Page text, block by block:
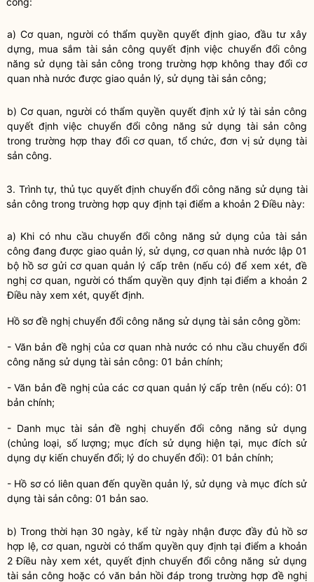
a) Cơ quan, người có thẩm quyền quyết định giao, đầu tư xây
dựng, mua sắm tài sản công quyết định việc chuyển đổi công
năng sử dụng tài sản công trong trường hợp không thay đổi cơ
quan nhà nước được giao quản lý, sử dụng tài sản công;
b) Cơ quan, người có thẩmquyền quyết định xử lý tài sản công
quyết định việc chuyển đổi công năng sử dụng tài sản công
trong trường hợp thay đổi cơ quan, tổ chức, đơn vị sử dụng tài
sản công.
3. Trình tự, thủ tục quyết định chuyển đổi công năng sử dụng tài
sản công trong trường hợp quy định tại điểm a khoản 2 Điều này:
a) Khi có nhu cầu chuyển đổi công năng sử dụng của tài sản
công đang được giao quản lý, sử dụng, cơ quan nhà nước lập 01
bộ hồ sơ gửi cơ quan quản lý cấp trên (nếu có) để xem xét, đề
nghị cơ quan, người có thẩmquyền quy định tại điểm a khoản 2
Điều này xem xét, quyết định.
Hồ sơ đề nghị chuyển đổi công năng sử dụng tài sản công gồm:
- Văn bản đề nghị của cơ quan nhà nước có nhu cầuchuyển đổi
công năng sử dụng tài sản công: 01 bản chính;
- Văn bản đề nghị của các cơ quan quản lý cấp trên (nếu có): 01
bản chính;
- Danh mục tài sản đề nghị chuyển đổi công năng sử dụng
(chủng loại, số lượng; mục đích sử dụng hiện tại, mục đích sử
dụng dự kiến chuyển đổi; lý do chuyển đổi): 01 bản chính;
- Hồ sơ có liên quan đến quyền quản lý, sử dụng và mục đích sử
dụng tài sản công: 01 bản sao.
b) Trong thời hạn 30 ngày, kể từ ngày nhận được đầy đủ hồ sơ
hợp lệ, cơ quan, người có thẩm quyềnquy định tại điểm a khoản
2 Điều này xem xét, quyết địnhchuyển đổi công năng sử dụng
tài sản công hoặc có văn bản hồi đáp trong trường hợp đề nghị